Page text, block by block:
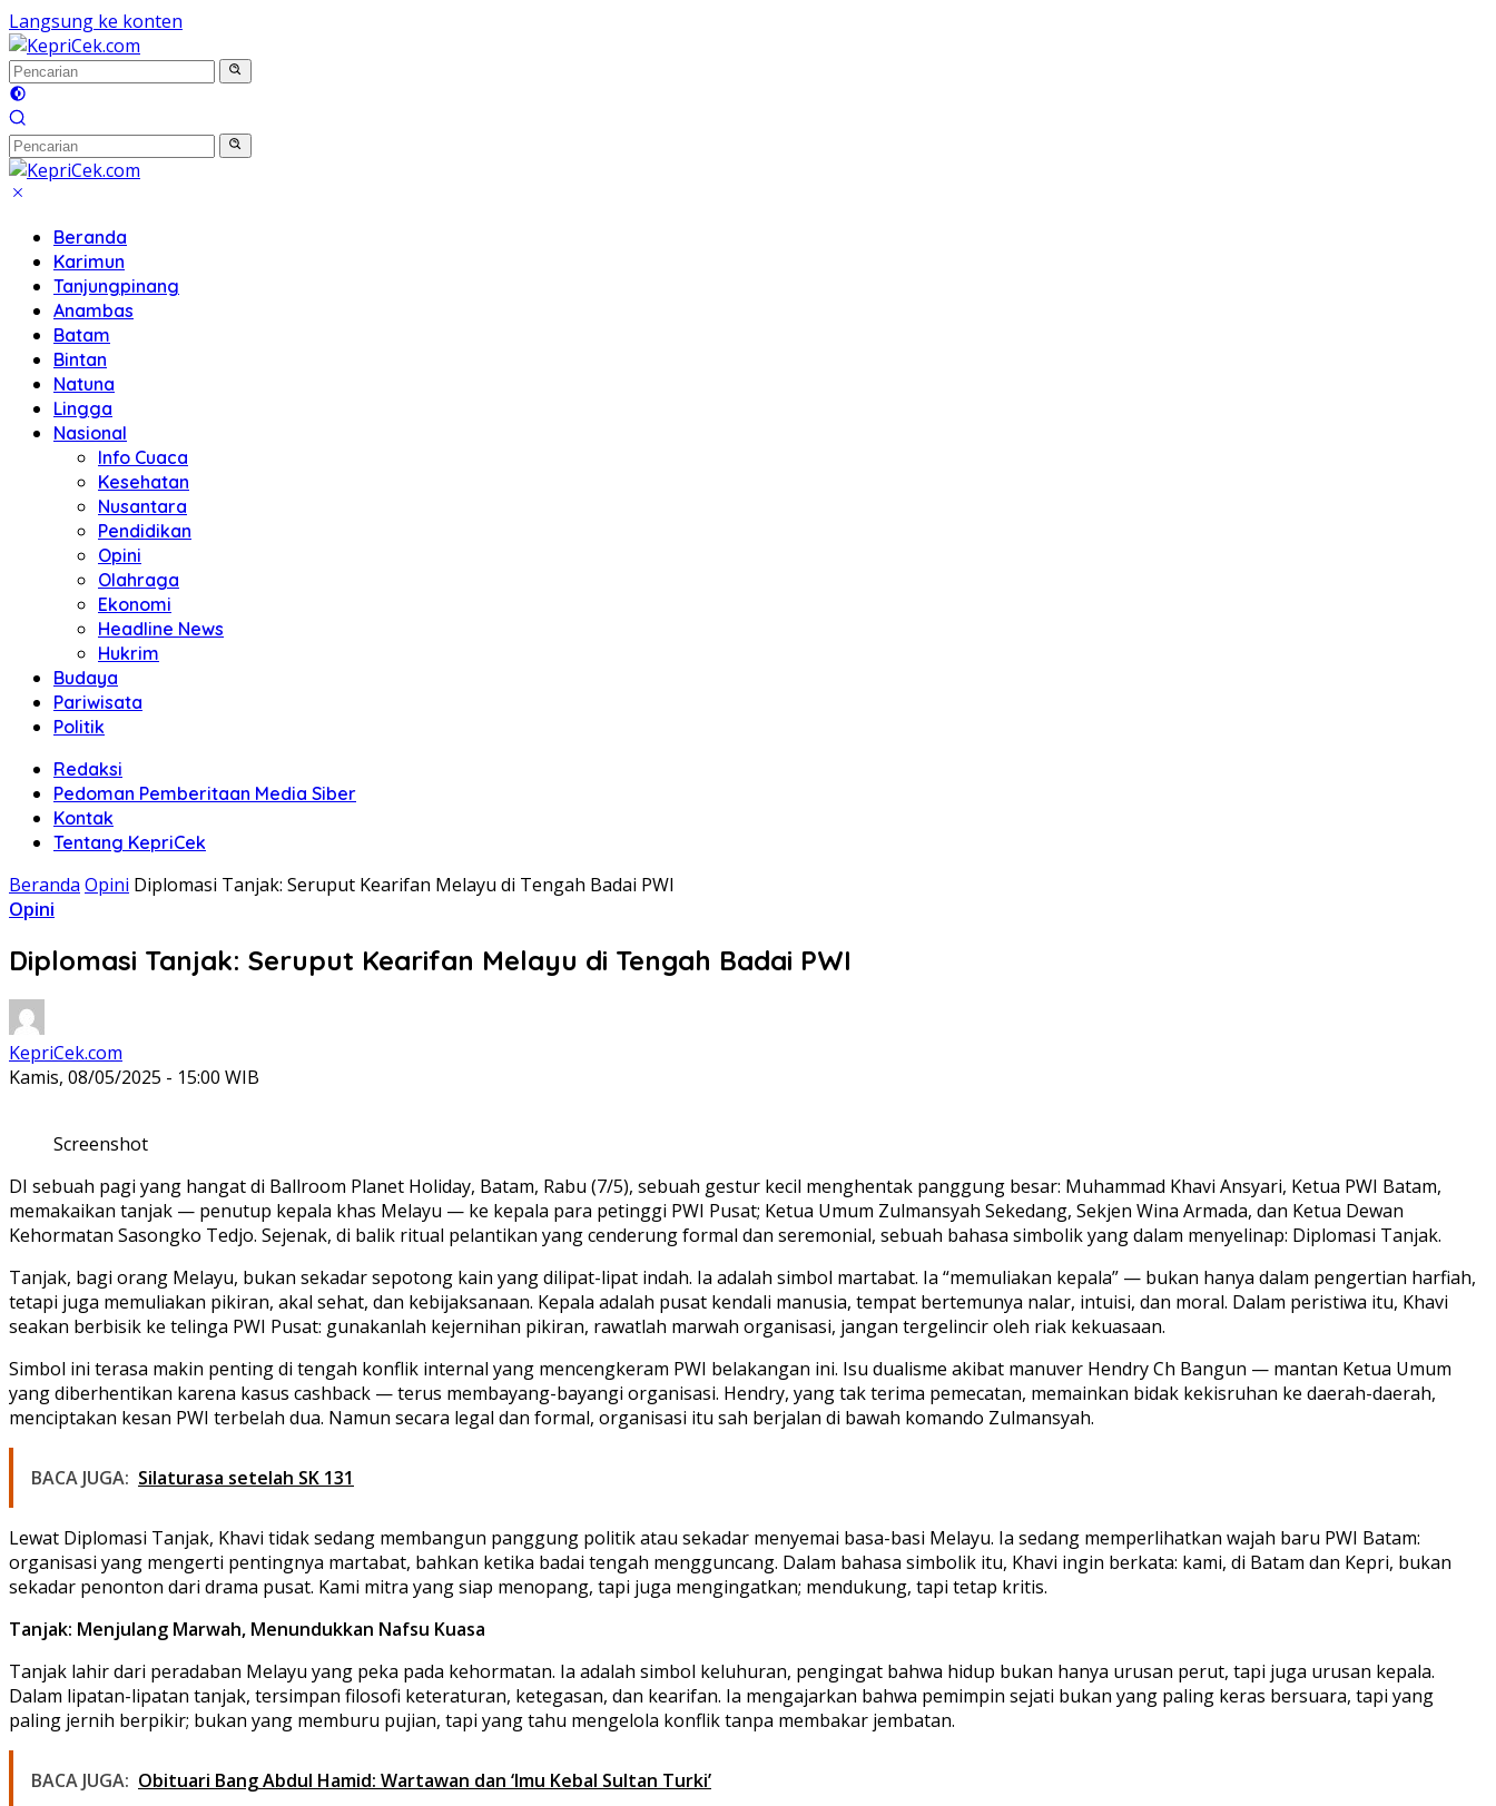
Langsung ke konten
Beranda
Karimun
Tanjungpinang
Anambas
Batam
Bintan
Natuna
Lingga
Nasional
Info Cuaca
Kesehatan
Nusantara
Pendidikan
Opini
Olahraga
Ekonomi
Headline News
Hukrim
Budaya
Pariwisata
Politik
Redaksi
Pedoman Pemberitaan Media Siber
Kontak
Tentang KepriCek
Beranda Opini Diplomasi Tanjak: Seruput Kearifan Melayu di Tengah Badai PWI
Opini
Diplomasi Tanjak: Seruput Kearifan Melayu di Tengah Badai PWI
KepriCek.com
Kamis, 08/05/2025 - 15:00 WIB
Screenshot
DI sebuah pagi yang hangat di Ballroom Planet Holiday, Batam, Rabu (7/5), sebuah gestur kecil menghentak panggung besar: Muhammad Khavi Ansyari, Ketua PWI Batam,
memakaikan tanjak — penutup kepala khas Melayu — ke kepala para petinggi PWI Pusat; Ketua Umum Zulmansyah Sekedang, Sekjen Wina Armada, dan Ketua Dewan
Kehormatan Sasongko Tedjo. Sejenak, di balik ritual pelantikan yang cenderung formal dan seremonial, sebuah bahasa simbolik yang dalam menyelinap: Diplomasi Tanjak.
Tanjak, bagi orang Melayu, bukan sekadar sepotong kain yang dilipat-lipat indah. Ia adalah simbol martabat. Ia “memuliakan kepala” — bukan hanya dalam pengertian harfiah,
tetapi juga memuliakan pikiran, akal sehat, dan kebijaksanaan. Kepala adalah pusat kendali manusia, tempat bertemunya nalar, intuisi, dan moral. Dalam peristiwa itu, Khavi
seakan berbisik ke telinga PWI Pusat: gunakanlah kejernihan pikiran, rawatlah marwah organisasi, jangan tergelincir oleh riak kekuasaan.
Simbol ini terasa makin penting di tengah konflik internal yang mencengkeram PWI belakangan ini. Isu dualisme akibat manuver Hendry Ch Bangun — mantan Ketua Umum
yang diberhentikan karena kasus cashback — terus membayang-bayangi organisasi. Hendry, yang tak terima pemecatan, memainkan bidak kekisruhan ke daerah-daerah,
menciptakan kesan PWI terbelah dua. Namun secara legal dan formal, organisasi itu sah berjalan di bawah komando Zulmansyah.
BACA JUGA: Silaturasa setelah SK 131
Lewat Diplomasi Tanjak, Khavi tidak sedang membangun panggung politik atau sekadar menyemai basa-basi Melayu. Ia sedang memperlihatkan wajah baru PWI Batam:
organisasi yang mengerti pentingnya martabat, bahkan ketika badai tengah mengguncang. Dalam bahasa simbolik itu, Khavi ingin berkata: kami, di Batam dan Kepri, bukan
sekadar penonton dari drama pusat. Kami mitra yang siap menopang, tapi juga mengingatkan; mendukung, tapi tetap kritis.
Tanjak: Menjulang Marwah, Menundukkan Nafsu Kuasa
Tanjak lahir dari peradaban Melayu yang peka pada kehormatan. Ia adalah simbol keluhuran, pengingat bahwa hidup bukan hanya urusan perut, tapi juga urusan kepala.
Dalam lipatan-lipatan tanjak, tersimpan filosofi keteraturan, ketegasan, dan kearifan. Ia mengajarkan bahwa pemimpin sejati bukan yang paling keras bersuara, tapi yang
paling jernih berpikir; bukan yang memburu pujian, tapi yang tahu mengelola konflik tanpa membakar jembatan.
BACA JUGA: Obituari Bang Abdul Hamid: Wartawan dan ‘Imu Kebal Sultan Turki’